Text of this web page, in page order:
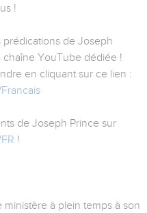
!
de Joseph
chaîne YouTube dédiée !
en cliquant sur ce lien :
de Joseph Prince sur
!
à plein temps à son